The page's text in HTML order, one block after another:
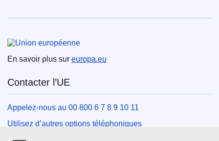
En savoir plus sur europa.eu
Contacter l’UE
Appelez-nous au 00 800 6 7 8 9 10 11
Utilisez d’autres options téléphoniques